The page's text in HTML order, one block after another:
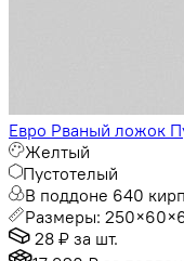
Евро Рваный ложок
Желтый
Пустотелый
В поддоне 640
Размеры:
28 ₽ за шт.